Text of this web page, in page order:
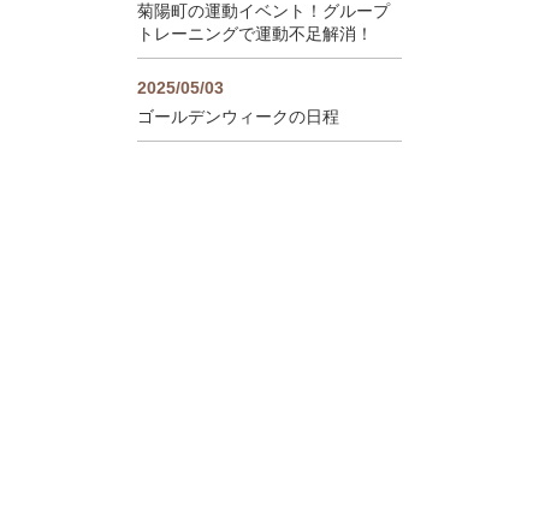
菊陽町の運動イベント！グループ
トレーニングで運動不足解消！
2025/05/03
ゴールデンウィークの日程